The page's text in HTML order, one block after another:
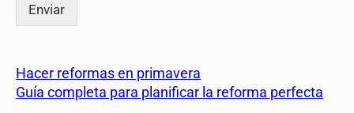
Enviar
Hacer reformas en primavera
Guía completa para planificar la reforma perfecta